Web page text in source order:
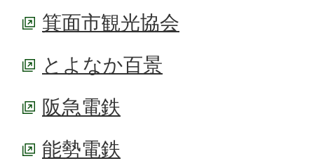
箕面市観光協会
とよなか百景
阪急電鉄
能勢電鉄